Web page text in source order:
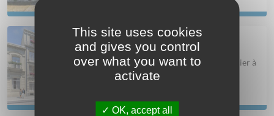
Villa André – Investissez en Déficit Foncier à
Montpellier
This site uses cookies
and gives you control
over what you want to
activate
OK, accept all